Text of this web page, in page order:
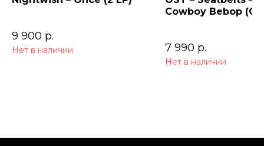
9 900 р.
Нет в наличии
Cowboy Bebop
7 990 р.
Нет в наличии